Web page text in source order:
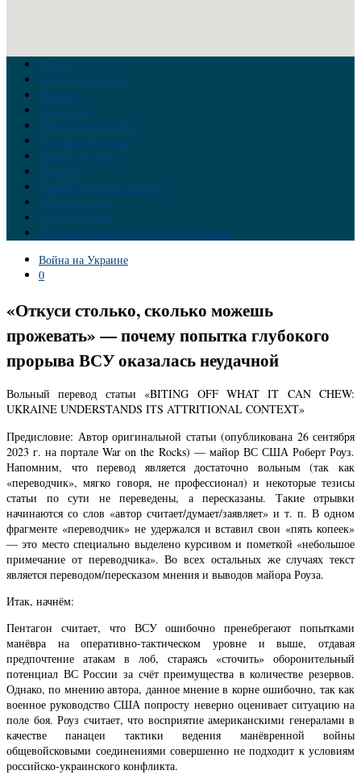
Главная
Война на Украине
Новости
Аналитика
Тайны Геополитики
Российские элиты
Теория заговора
Украина
Новый Мировой Порядок
Тайны истории
Обратная связь
Правила комментирования материалов
Война на Украине
0
«Откуси столько, сколько можешь
прожевать» — почему попытка глубокого
прорыва ВСУ оказалась неудачной
Вольный перевод статьи «BITING OFF WHAT IT CAN CHEW:
UKRAINE UNDERSTANDS ITS ATTRITIONAL CONTEXT»
Предисловие: Автор оригинальной статьи (опубликована 26 сентября
2023 г. на портале War on the Rocks) — майор ВС США Роберт Роуз.
Напомним, что перевод является достаточно вольным (так как
«переводчик», мягко говоря, не профессионал) и некоторые тезисы
статьи по сути не переведены, а пересказаны. Такие отрывки
начинаются со слов «автор считает/думает/заявляет» и т. п. В одном
фрагменте «переводчик» не удержался и вставил свои «пять копеек»
— это место специально выделено курсивом и пометкой «небольшое
примечание от переводчика». Во всех остальных же случаях текст
является переводом/пересказом мнения и выводов майора Роуза.
Итак, начнём:
Пентагон считает, что ВСУ ошибочно пренебрегают попытками
манёвра на оперативно-тактическом уровне и выше, отдавая
предпочтение атакам в лоб, стараясь «сточить» оборонительный
потенциал ВС России за счёт преимущества в количестве резервов.
Однако, по мнению автора, данное мнение в корне ошибочно, так как
военное руководство США попросту неверно оценивает ситуацию на
поле боя. Роуз считает, что восприятие американскими генералами в
качестве панацеи тактики ведения манёвренной войны
общевойсковыми соединениями совершенно не подходит к условиям
российско-украинского конфликта.